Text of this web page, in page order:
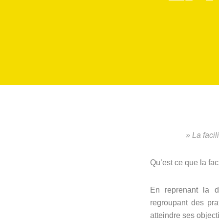
» La
Qu’est ce que la
En reprenant la
regroupant des
atteindre ses